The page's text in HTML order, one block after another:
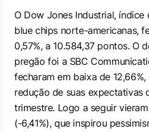
O Dow Jones Industrial, índice
blue chips norte-americanas,
0,57%, a 10.584,37 pontos. O
pregão foi a SBC
fecharam em baixa de
redução de suas expectativas
trimestre. Logo a seguir
(-6,41%), que inspirou